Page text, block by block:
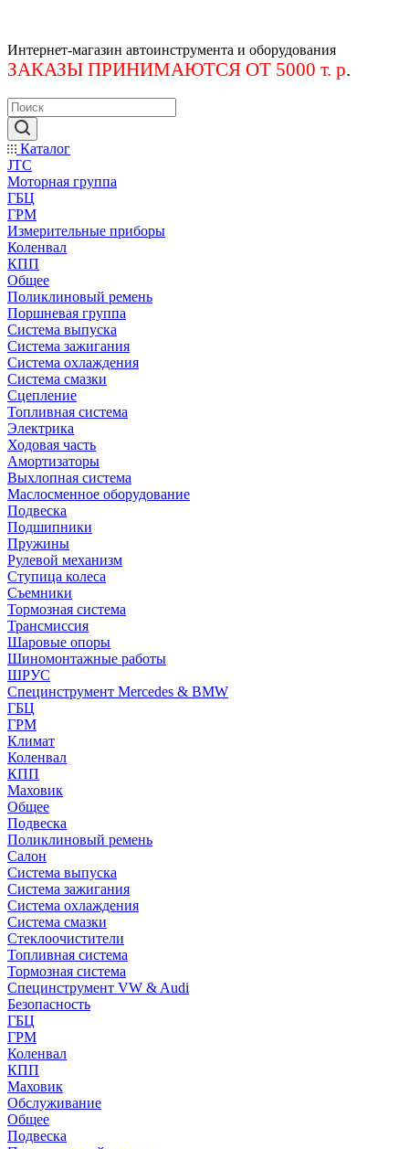
Интернет-магазин автоинструмента и оборудования
ЗАКАЗЫ ПРИНИМАЮТСЯ ОТ 5000 т. р.
Каталог
JTC
Моторная группа
ГБЦ
ГРМ
Измерительные приборы
Коленвал
КПП
Общее
Поликлиновый ремень
Поршневая группа
Система выпуска
Система зажигания
Система охлаждения
Система смазки
Сцепление
Топливная система
Электрика
Ходовая часть
Амортизаторы
Выхлопная система
Маслосменное оборудование
Подвеска
Подшипники
Пружины
Рулевой механизм
Ступица колеса
Съемники
Тормозная система
Трансмиссия
Шаровые опоры
Шиномонтажные работы
ШРУС
Специнструмент Mercedes & BMW
ГБЦ
ГРМ
Климат
Коленвал
КПП
Маховик
Общее
Подвеска
Поликлиновый ремень
Салон
Система выпуска
Система зажигания
Система охлаждения
Система смазки
Стеклоочистители
Топливная система
Тормозная система
Специнструмент VW & Audi
Безопасность
ГБЦ
ГРМ
Коленвал
КПП
Маховик
Обслуживание
Общее
Подвеска